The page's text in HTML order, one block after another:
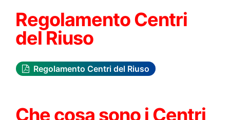
Regolamento Centri
del Riuso
Regolamento Centri del Riuso
Che cosa sono i Centri